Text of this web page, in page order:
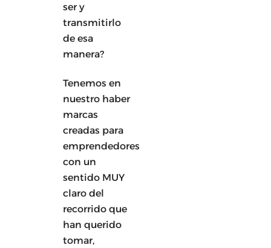
ser y
transmitirlo
de esa
manera?
Tenemos en
nuestro haber
marcas
creadas para
emprendedores
con un
sentido MUY
claro del
recorrido que
han querido
tomar,